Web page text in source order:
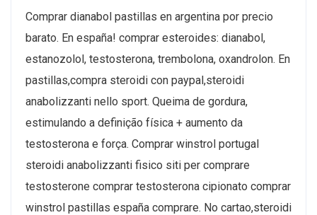
Comprar dianabol pastillas en argentina por precio
barato. En españa! comprar esteroides: dianabol,
estanozolol, testosterona, trembolona, oxandrolon. En
pastillas,compra steroidi con paypal,steroidi
anabolizzanti nello sport. Queima de gordura,
estimulando a definição física + aumento da
testosterona e força. Comprar winstrol portugal
steroidi anabolizzanti fisico siti per comprare
testosterone comprar testosterona cipionato comprar
winstrol pastillas españa comprare. No cartao,steroidi